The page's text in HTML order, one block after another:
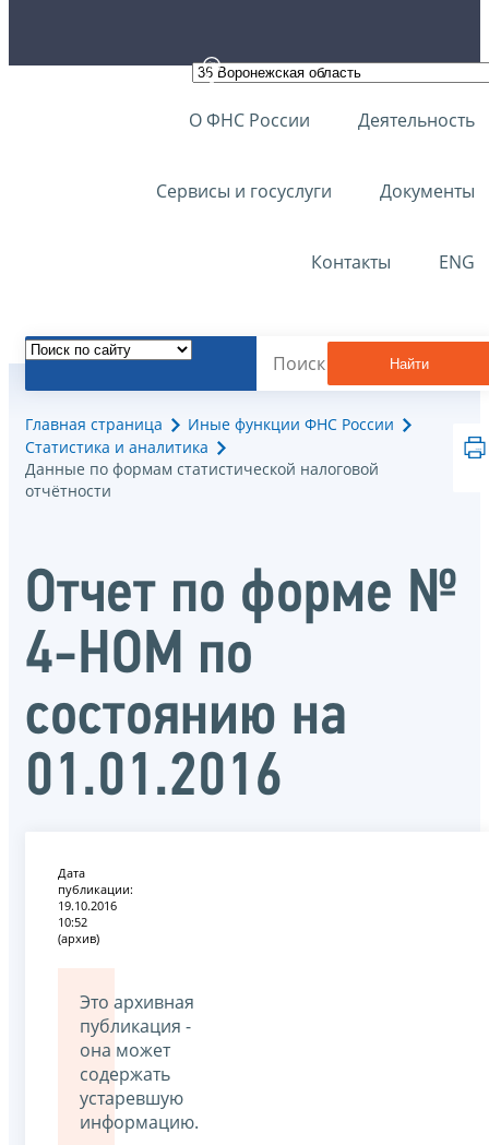
О ФНС России Деятельность
Сервисы и госуслуги Документы
Контакты ENG
Найти
Главная страница
Иные функции ФНС России
Статистика и аналитика
Данные по формам статистической налоговой
отчётности
Отчет по форме №
4-НОМ по
состоянию на
01.01.2016
Дата
публикации:
19.10.2016
10:52
(архив)
Это архивная
публикация -
она может
содержать
устаревшую
информацию.